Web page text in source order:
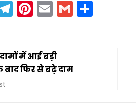
Telegram
Pinterest
EmailGmail
में आई बड़ी
बाद फिर से बढ़े दाम